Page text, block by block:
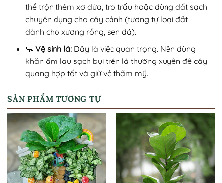
thể trộn thêm xơ dừa, tro trấu hoặc dùng đất sạch
chuyên dụng cho cây cảnh (tương tự loại đất
dành cho xương rồng, sen đá).
🧼 Vệ sinh lá:Đây là việc quan trọng. Nên dùng
khăn ẩm lau sạch bụi trên lá thường xuyên để cây
quang hợp tốt và giữ vẻ thẩm mỹ.
SẢN PHẨM TƯƠNG TỰ